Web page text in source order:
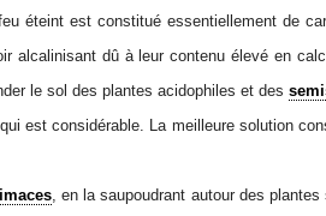
éteint est constitué essentiellement de
alcalinisant dû à leur contenu élevé en
le sol des plantes acidophiles et des
est considérable. La meilleure solution
limaces, en la saupoudrant autour des plantes